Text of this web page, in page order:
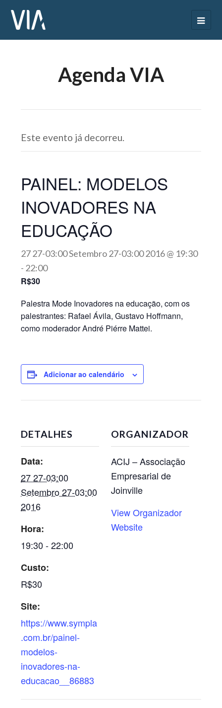
Agenda VIA
Este evento já decorreu.
PAINEL: MODELOS
INOVADORES NA
EDUCAÇÃO
27 27-03:00 Setembro 27-03:00 2016 @ 19:30
- 22:00
R$30
Palestra Mode Inovadores na educação, com os
palestrantes: Rafael Ávila, Gustavo Hoffmann,
como moderador André Piérre Mattei.
Adicionar ao calendário
DETALHES
Data:
27 27-03:00
Setembro 27-03:00
2016
Hora:
19:30 - 22:00
Custo:
R$30
Site:
https://www.sympla
.com.br/painel-
modelos-
inovadores-na-
educacao__86883
ORGANIZADOR
ACIJ – Associação
Empresarial de
Joinville
View Organizador
Website